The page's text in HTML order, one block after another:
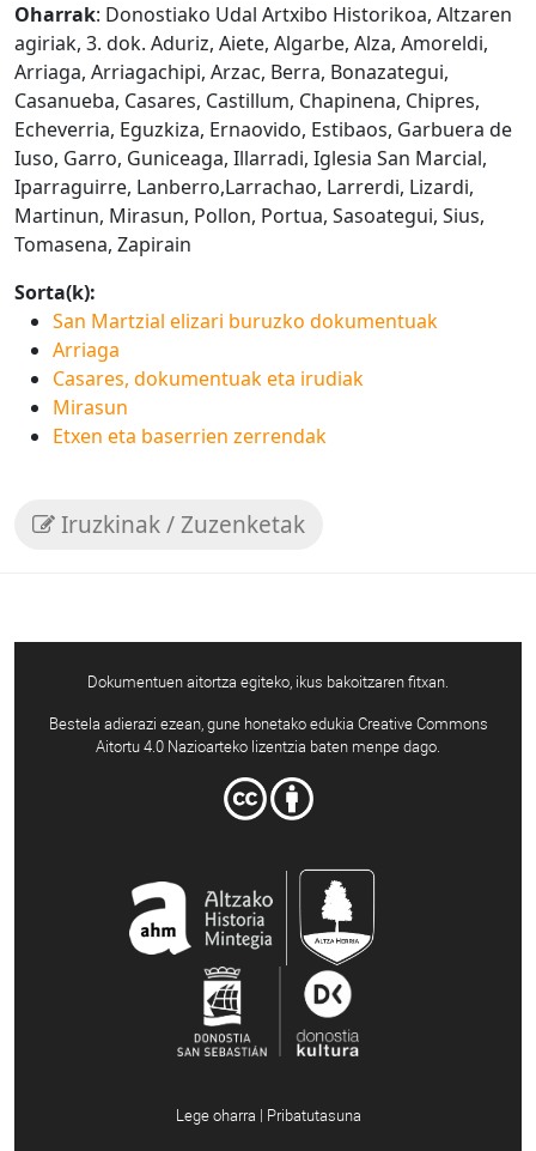
Oharrak: Donostiako Udal Artxibo Historikoa, Altzaren
agiriak, 3. dok. Aduriz, Aiete, Algarbe, Alza, Amoreldi,
Arriaga, Arriagachipi, Arzac, Berra, Bonazategui,
Casanueba, Casares, Castillum, Chapinena, Chipres,
Echeverria, Eguzkiza, Ernaovido, Estibaos, Garbuera de
Iuso, Garro, Guniceaga, Illarradi, Iglesia San Marcial,
Iparraguirre, Lanberro,Larrachao, Larrerdi, Lizardi,
Martinun, Mirasun, Pollon, Portua, Sasoategui, Sius,
Tomasena, Zapirain
Sorta(k):
San Martzial elizari buruzko dokumentuak
Arriaga
Casares, dokumentuak eta irudiak
Mirasun
Etxen eta baserrien zerrendak
Iruzkinak / Zuzenketak
Dokumentuen aitortza egiteko, ikus bakoitzaren fitxan.
Bestela adierazi ezean, gune honetako edukia Creative Commons
Aitortu 4.0 Nazioarteko lizentzia baten menpe dago.
Lege oharra | Pribatutasuna